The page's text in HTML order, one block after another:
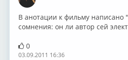
В анотации к фильму
сомнения: он ли автор сей
0
03.09.2011 16:36